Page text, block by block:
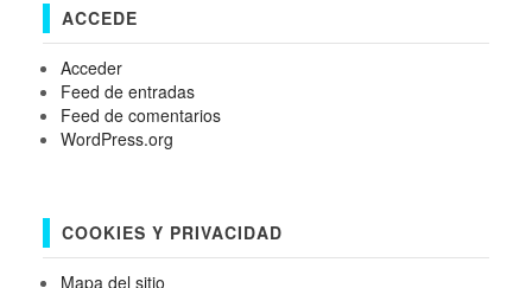
ACCEDE
Acceder
Feed de entradas
Feed de comentarios
WordPress.org
COOKIES Y PRIVACIDAD
Mapa del sitio